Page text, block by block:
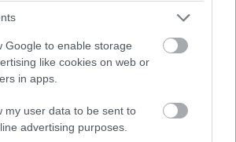
Google to enable storage
like cookies on web or
in apps.
my user data to be sent to
advertising purposes.